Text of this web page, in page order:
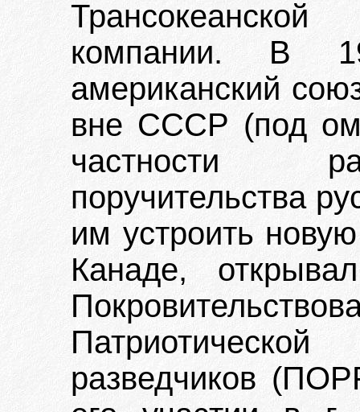
компании. В
американский
вне СССР (под
частности
поручительства
им устроить
Канаде,
разведчиков